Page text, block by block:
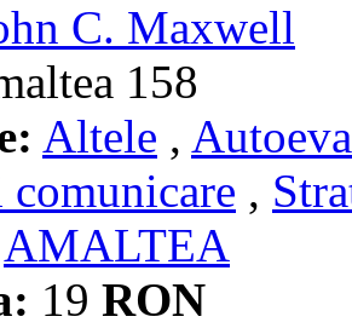
C. Maxwell
158
Altele ,
,
AMALTEA
19 RON